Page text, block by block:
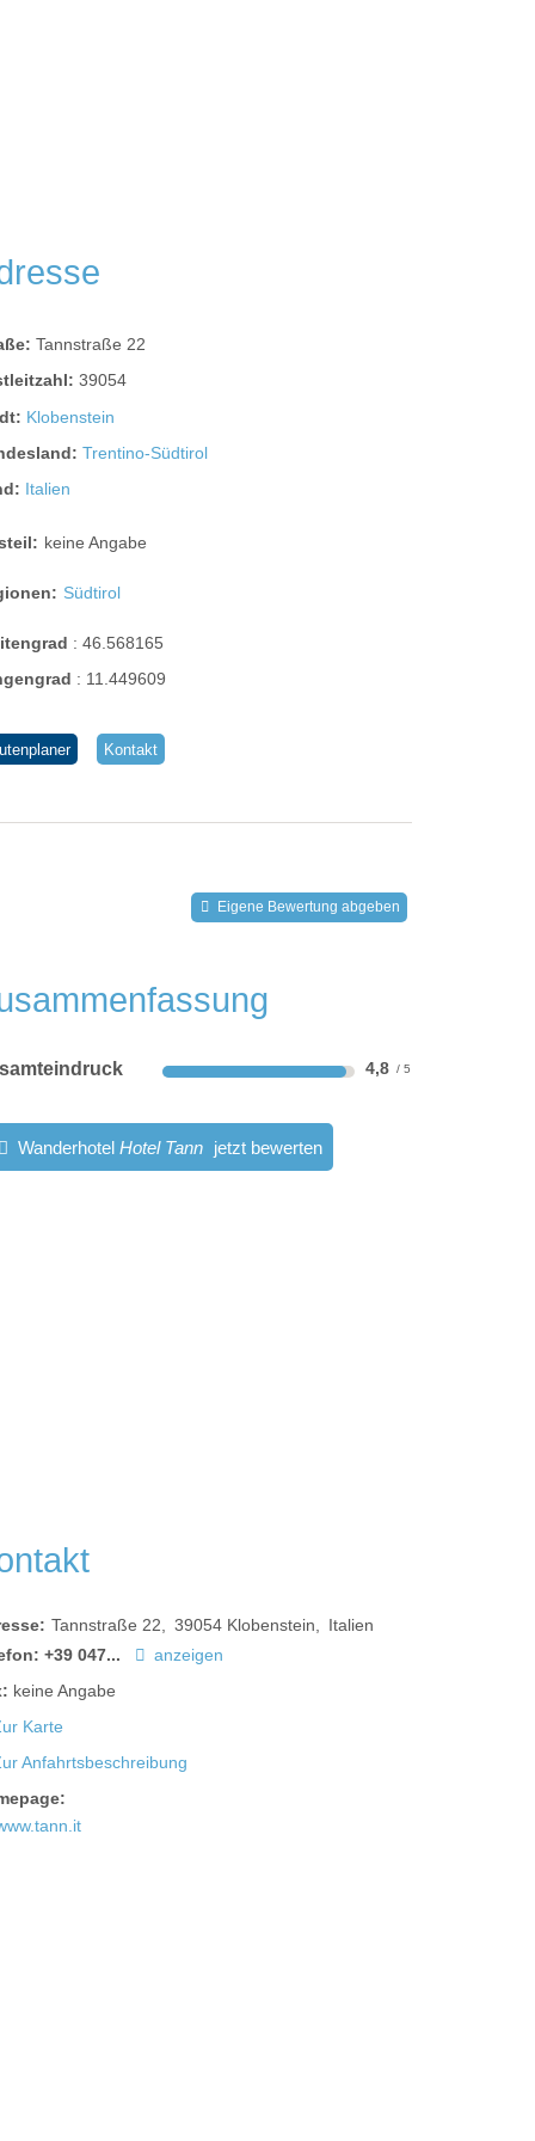
Tannstraße 22
39054
Klobenstein
Trentino-Südtirol
Italien
keine Angabe
Südtirol
:46.568165
: 11.449609
Kontakt
Eigene Bewertung abgeben
4,8
WanderhotelHotel Tann jetzt bewerten
Tannstraße 22 39054 Klobenstein
Italien
+39 047...
anzeigen
keine Angabe
Karte
Anfahrtsbeschreibung